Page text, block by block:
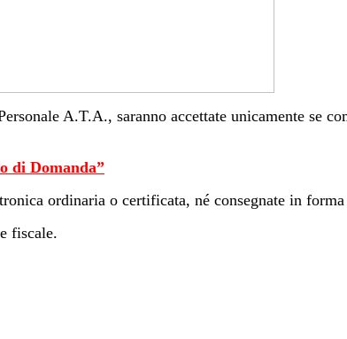
A.T.A., saranno accettate unicamente se
di Domanda”
ordinaria o certificata, né consegnate in forma
fiscale.